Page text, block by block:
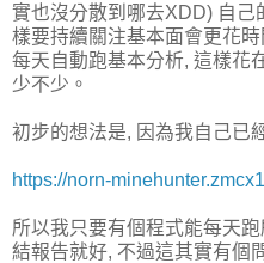
實也沒分散到哪去XDD) 自己
樣要持續關注基本面會更花
每天自動跑基本分析, 這樣花
少不少。
初步的想法是, 因為我自己已
https://norn-
所以我只要有個程式能每天
結報告就好, 不過這其實有個